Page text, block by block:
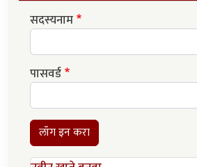
सदस्यनाम
पासवर्ड
लॉग इन करा